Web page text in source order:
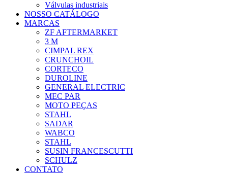
Válvulas industriais
NOSSO CATÁLOGO
MARCAS
ZF AFTERMARKET
3 M
CIMPAL REX
CRUNCHOIL
CORTECO
DUROLINE
GENERAL ELECTRIC
MEC PAR
MOTO PEÇAS
STAHL
SADAR
WABCO
STAHL
SUSIN FRANCESCUTTI
SCHULZ
CONTATO